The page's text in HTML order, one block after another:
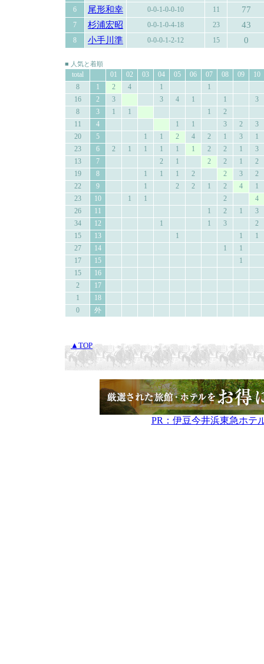
6 尾形和幸 0-0-1-0-0-10 11 77
7 杉浦宏昭 0-0-1-0-4-18 23 43
8 小手川準 0-0-0-1-2-12 15 0
■ 人気と着順
total 01 02 03 04 05 06 07 08 09
10
8
1 2 4 1
1
16
2 3 3 4 1 1
3
8
3 1 1 1
2
11
4 1 1 3 2
3
20
5 1 1 2 4 2 1 3
1
23
6 2 1 1 1 1 1 2 2 1
3
13
7 2 1 2 2 1
2
19
8 1 1 1 2 2 3
2
22
9 1 2 2 1 2 4
1
23
10 1 1 2
4
26
11 1 2 1
3
34
12 1 1 3
2
15
13 1 1
1
27
14 1
1
17
15
1
15
16
2
17
1
18
0
外
▲TOP
PR：伊豆今井浜東急ホテ